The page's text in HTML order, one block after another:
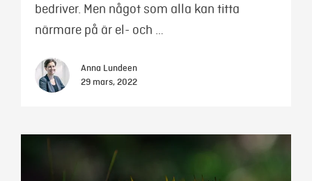
bedriver. Men något som alla kan titta
närmare på är el- och …
Anna Lundeen
29 mars, 2022